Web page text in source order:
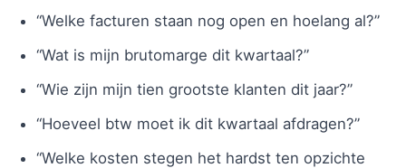
“Welke facturen staan nog open en hoelang al?”
“Wat is mijn brutomarge dit kwartaal?”
“Wie zijn mijn tien grootste klanten dit jaar?”
“Hoeveel btw moet ik dit kwartaal afdragen?”
“Welke kosten stegen het hardst ten opzichte